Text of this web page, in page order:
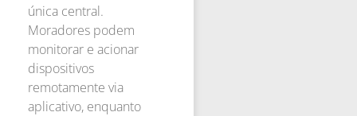
única central.
Moradores podem
monitorar e acionar
dispositivos
remotamente via
aplicativo, enquanto